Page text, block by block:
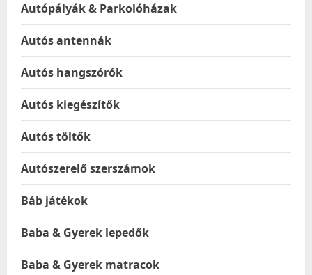
Autópályák & Parkolóházak
Autós antennák
Autós hangszórók
Autós kiegészítők
Autós töltők
Autószerelő szerszámok
Báb játékok
Baba & Gyerek lepedők
Baba & Gyerek matracok